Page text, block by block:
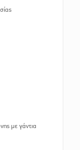
με γάντια